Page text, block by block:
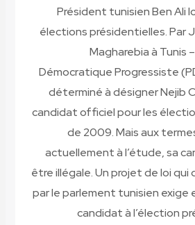
Président tunisien Ben Ali
élections présidentielles. Par
Magharebia à Tunis
Démocratique Progressiste
déterminé à désigner Nejib
candidat officiel pour les
de 2009. Mais aux
actuellement à l’étude, sa
être illégale. Un projet de loi
par le parlement tunisien
candidat à l’élection